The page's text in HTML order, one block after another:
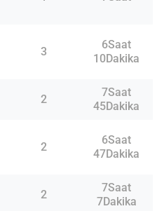
3
6Saat
10Dakika
2
7Saat
45Dakika
2
6Saat
47Dakika
2
7Saat
7Dakika